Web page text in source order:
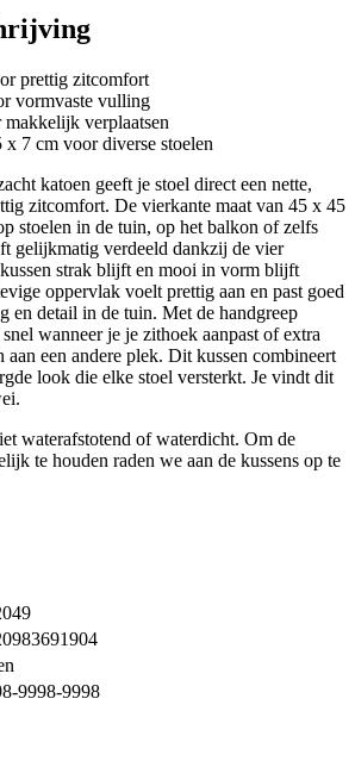
prettig zitcomfort
vormvaste vulling
verplaatsen
x 7 cm voor diverse stoelen
katoen geeft je stoel direct een nette,
zitcomfort. De vierkante maat van 45 x 45
stoelen in de tuin, op het balkon of zelfs
gelijkmatig verdeeld dankzij de vier
strak blijft en mooi in vorm blijft
oppervlak voelt prettig aan en past goed
en detail in de tuin. Met de handgreep
wanneer je je zithoek aanpast of extra
een andere plek. Dit kussen combineert
look die elke stoel versterkt. Je vindt dit
waterafstotend of waterdicht. Om de
te houden raden we aan de kussens op te
9998-9998